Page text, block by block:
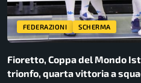
FEDERAZIONI SCHERMA
Fioretto, Coppa del Mondo
trionfo, quarta vittoria a